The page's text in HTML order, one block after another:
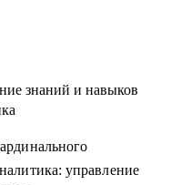
знаний и навыков
управление